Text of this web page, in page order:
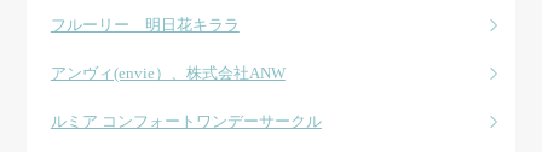
フルーリー 明日花キララ
アンヴィ(envie）、株式会社ANW
ルミア コンフォートワンデーサークル